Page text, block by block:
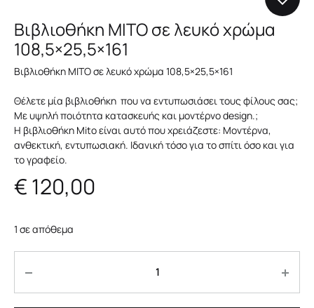
Βιβλιοθήκη MITO σε λευκό χρώμα
108,5×25,5×161
Βιβλιοθήκη MITO σε λευκό χρώμα 108,5×25,5×161
Θέλετε μία βιβλιοθήκη που να εντυπωσιάσει τους φίλους σας;
Με υψηλή ποιότητα κατασκευής και μοντέρνο design.;
H βιβλιοθήκη Mito είναι αυτό που χρειάζεστε: Μοντέρνα,
ανθεκτική, εντυπωσιακή. Ιδανική τόσο για το σπίτι όσο και για
το γραφείο.
€120,00
1 σε απόθεμα